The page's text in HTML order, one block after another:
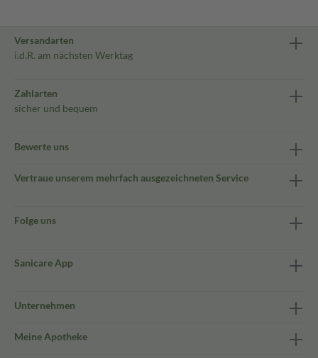
Versandarten
i.d.R. am nächsten Werktag
Zahlarten
sicher und bequem
Bewerte uns
Vertraue unserem mehrfach ausgezeichneten Service
Folge uns
Sanicare App
Unternehmen
Meine Apotheke